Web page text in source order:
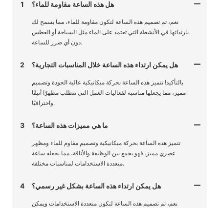
1 هل هذه الساعة مقاومة للماء؟
نعم، تم تصميم هذه الساعة لتكون مقاومة للماء، مما يسمح لك
بارتدائها في الأنشطة التي تعتمد على الماء مثل السباحة أو الغطس
دون أي ضرر للساعة.
2 هل يمكن ارتداء هذه الساعة خلال المناسبات التجارية؟
بالتأكيد! تتميز هذه الساعة بحركة ميكانيكية عالية الجودة وتصميم
مميز، مما يجعلها مناسبة لفعاليات العمل التي تتطلب مظهرًا أنيقًا
واحترافيًا.
3 ما هي مميزات هذه الساعة؟
تتميز هذه الساعة بحركة ميكانيكية وتصميم مقاوم للماء ومظهر
عصري مميز. فهو يجمع بين الوظيفة والأناقة، مما يجعله ساعة
متعددة الاستخدامات لمناسبات مختلفة.
4 هل يمكن ارتداء هذه الساعة بشكل غير رسمي؟
نعم، تم تصميم هذه الساعة لتكون متعددة الاستخدامات ويمكن